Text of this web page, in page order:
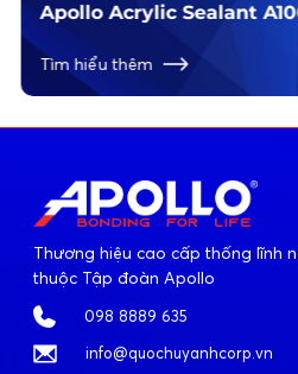
Apollo Acrylic Sealant
Tìm hiểu thêm
Thương hiệu cao cấp thống lĩnh
thuộc Tập đoàn Apollo
098 8889 635
info@quochuyanhcorp.vn